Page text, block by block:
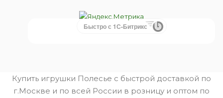
Быстро с 1С-Битрикс
Купить игрушки Полесье с быстрой доставкой по
г.Москве и по всей России в розницу и оптом по